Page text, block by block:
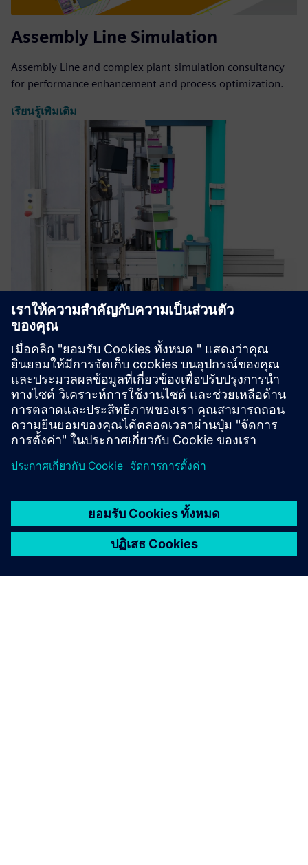
Assembly Line Simulation
Assembly Line and complex plant simulation consultancy
for performance enhancement and process optimization.
เรียนรู้เพิ่มเติม
VirtualTwin
Machinery simulation, automation verification, and early
issue identification. Virtual Twin streamlines
commissioning and boosts quality.
เรียนรู้เพิ่มเติม